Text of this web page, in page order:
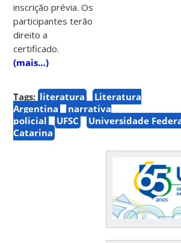
inscrição prévia. Os
participantes terão
direito a
certificado.
(mais…)
Tags: literatura
Literatura
Argentina
narrativa
policial
UFSC
Universidade
Catarina